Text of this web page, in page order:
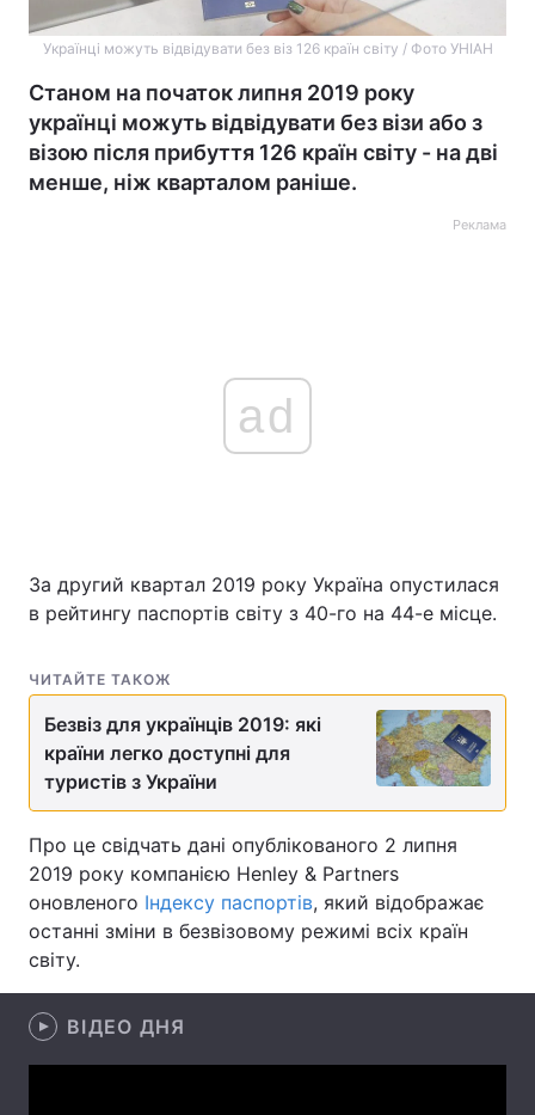
Головна Війна
Україна
Економіка Світ
Спорт
Зброя Інциденти
Здоров'я Туризм
Екологія
Українці можуть відвідувати без віз 126 країн світу / Фото УНІАН
Станом на початок липня 2019 року
українці можуть відвідувати без візи або з
візою після прибуття 126 країн світу - на дві
менше, ніж кварталом раніше.
Реклама
ad
За другий квартал 2019 року Україна опустилася
в рейтингу паспортів світу з 40-го на 44-е місце.
ЧИТАЙТЕ ТАКОЖ
Безвіз для українців 2019: які
країни легко доступні для
туристів з України
Про це свідчать дані опублікованого 2 липня
2019 року компанією Henley & Partners
оновленого Індексу паспортів, який відображає
останні зміни в безвізовому режимі всіх країн
світу.
ВІДЕО ДНЯ